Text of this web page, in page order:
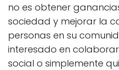
no es obtener
sociedad y mejorar la
personas en su
interesado en
social o simplemente